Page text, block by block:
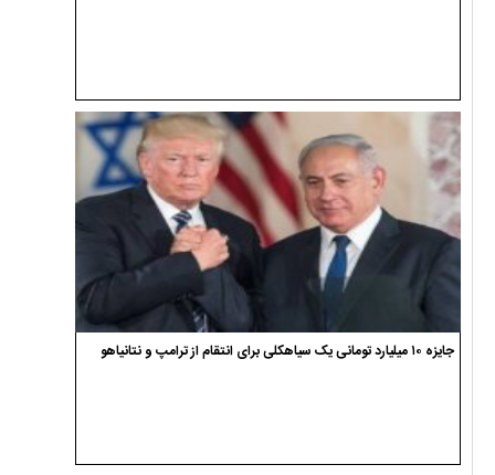
جایزه ۱۰ میلیارد تومانی یک سیاهکلی برای انتقام از ترامپ و نتانیاهو